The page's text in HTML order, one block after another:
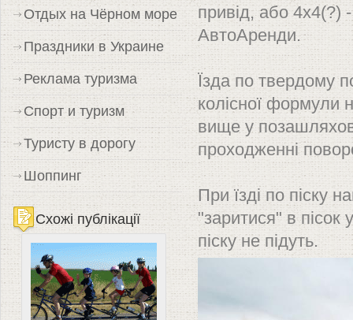
привід, або 4х4(?)
АвтоАренди.
Їзда по твердому
колісної формули
вище у
проходженні
При їзді по піску
"заритися" в пісок
піску не підуть.
Отдых на Чёрном море
Праздники в Украине
Реклама туризма
Спорт и туризм
Туристу в дорогу
Шоппинг
Схожі публікації